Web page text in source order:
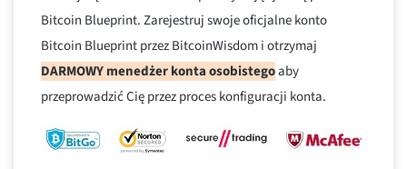
Bitcoin Blueprint. Zarejestruj swoje oficjalne konto
Bitcoin Blueprint przez BitcoinWisdom i otrzymaj
DARMOWY menedżer konta osobistegoaby
przeprowadzić Cię przez proces konfiguracji konta.